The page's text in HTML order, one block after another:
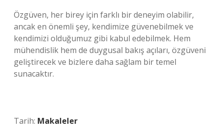
Özgüven, her birey için farklı bir deneyim olabilir,
ancak en önemli şey, kendimize güvenebilmek ve
kendimizi olduğumuz gibi kabul edebilmek. Hem
mühendislik hem de duygusal bakış açıları, özgüveni
geliştirecek ve bizlere daha sağlam bir temel
sunacaktır.
Tarih: Makaleler